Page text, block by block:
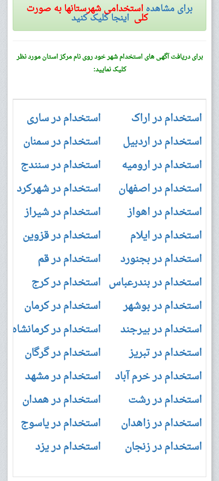
برای مشاهدهاستخدامی شهرستانها به صورت
کلی اینجا کلیک کنید
برای دریافت آگهی های استخدام شهر خود روی نام مرکز استان مورد نظر
کلیک نمایید:
استخدام در اراک
استخدام در اردبیل
استخدام در ارومیه
استخدام در اصفهان
استخدام در اهواز
استخدام در ایلام
استخدام در بجنورد
استخدام در بندرعباس
استخدام در بوشهر
استخدام در بیرجند
استخدام در تبریز
استخدام در خرم آباد
استخدام در رشت
استخدام در زاهدان
استخدام در زنجان
استخدام در ساری
استخدام در سمنان
استخدام در سنندج
استخدام در شهرکرد
استخدام در شیراز
استخدام در قزوین
استخدام در قم
استخدام در کرج
استخدام در کرمان
استخدام در کرمانشاه
استخدام در گرگان
استخدام در مشهد
استخدام در همدان
استخدام در یاسوج
استخدام در یزد